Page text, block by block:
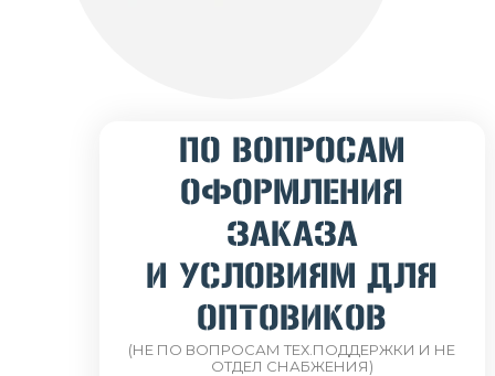
ПО ВОПРОСАМ
ОФОРМЛЕНИЯ
ЗАКАЗА
И УСЛОВИЯМ ДЛЯ
ОПТОВИКОВ
(НЕ ПО ВОПРОСАМ ТЕХ.ПОДДЕРЖКИ И НЕ
ОТДЕЛ СНАБЖЕНИЯ)